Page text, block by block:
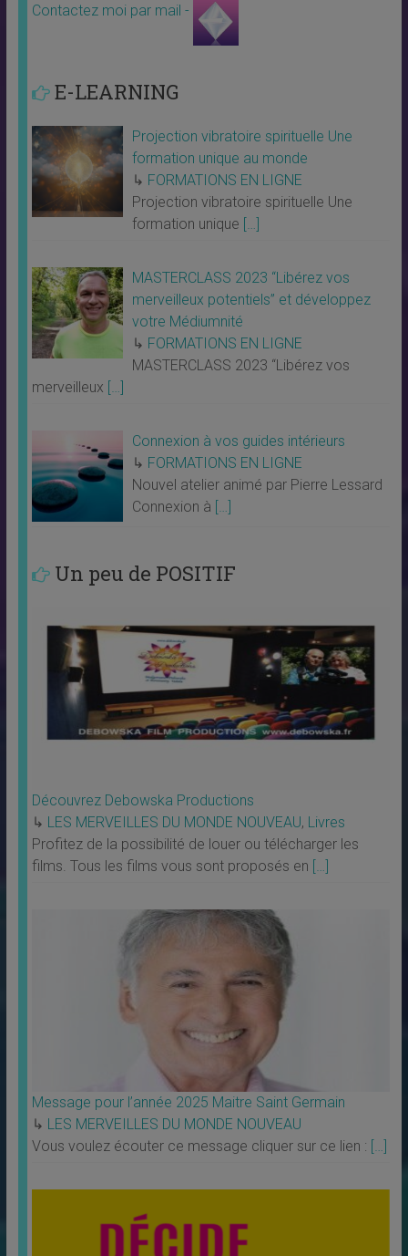
Contactez moi par mail -
E-LEARNING
Projection vibratoire spirituelle Une
formation unique au monde
↳ FORMATIONS EN LIGNE
Projection vibratoire spirituelle Une
formation unique […]
MASTERCLASS 2023 “Libérez vos
merveilleux potentiels” et développez
votre Médiumnité
↳ FORMATIONS EN LIGNE
MASTERCLASS 2023 “Libérez vos
merveilleux […]
Connexion à vos guides intérieurs
↳ FORMATIONS EN LIGNE
Nouvel atelier animé par Pierre Lessard
Connexion à […]
Un peu de POSITIF
Découvrez Debowska Productions
↳ LES MERVEILLES DU MONDE NOUVEAU, Livres
Profitez de la possibilité de louer ou télécharger les
films. Tous les films vous sont proposés en […]
Message pour l’année 2025 Maitre Saint Germain
↳ LES MERVEILLES DU MONDE NOUVEAU
Vous voulez écouter ce message cliquer sur ce lien : […]